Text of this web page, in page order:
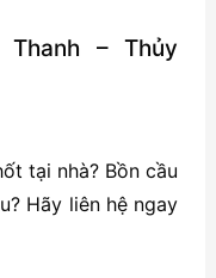
– Thủy
tại nhà? Bồn cầu
Hãy liên hệ ngay